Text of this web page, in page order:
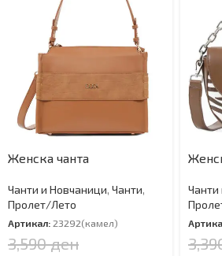
Женска чанта
Чанти и Новчаници, Чанти,
Пролет/Лето
Артикал:23292(камел)
3,590ден
Чанти